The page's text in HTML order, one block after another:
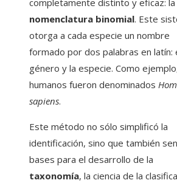
completamente distinto y eficaz: la
nomenclatura binomial. Este
otorga a cada especie un nombre
formado por dos palabras en latín:
género y la especie. Como
humanos fueron denominados
sapiens.
Este método no sólo simplificó la
identificación, sino que también
bases para el desarrollo de la
taxonomía, la ciencia de la